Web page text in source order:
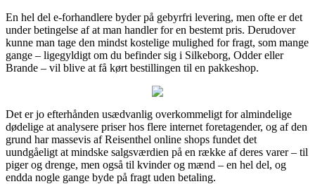
En hel del e-forhandlere byder på gebyrfri levering, men ofte er det
under betingelse af at man handler for en bestemt pris. Derudover
kunne man tage den mindst kostelige mulighed for fragt, som mange
gange – ligegyldigt om du befinder sig i Silkeborg, Odder eller
Brande – vil blive at få kørt bestillingen til en pakkeshop.
Det er jo efterhånden usædvanlig overkommeligt for almindelige
dødelige at analysere priser hos flere internet foretagender, og af den
grund har massevis af Reisenthel online shops fundet det
uundgåeligt at mindske salgsværdien på en række af deres varer – til
piger og drenge, men også til kvinder og mænd – en hel del, og
endda nogle gange byde på fragt uden betaling.